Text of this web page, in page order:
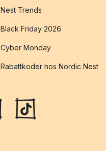
Nest Trends
Black Friday 2026
Cyber Monday
Rabattkoder hos Nordic Nest